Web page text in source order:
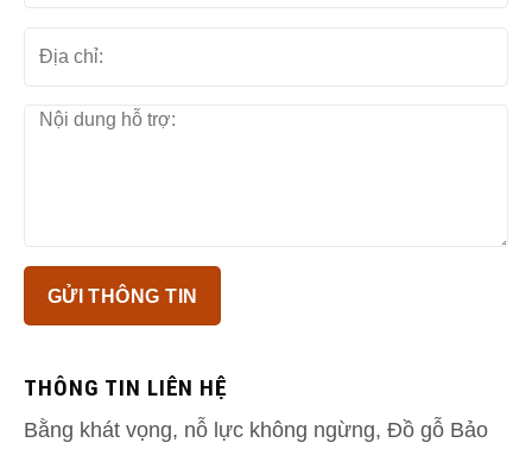
THÔNG TIN LIÊN HỆ
Bằng khát vọng, nỗ lực không ngừng, Đồ gỗ Bảo